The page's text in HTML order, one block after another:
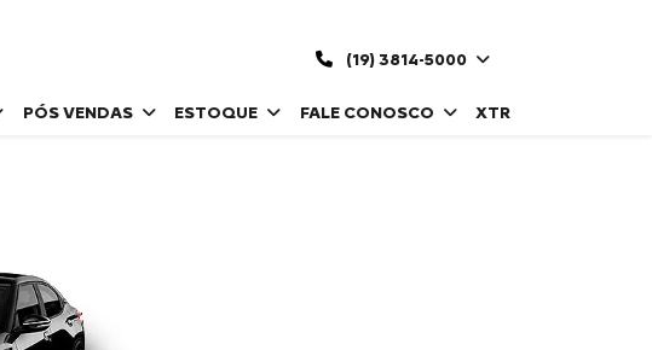
(19) 3814-5000
PÓS VENDAS ESTOQUE FALE CONOSCO XTR